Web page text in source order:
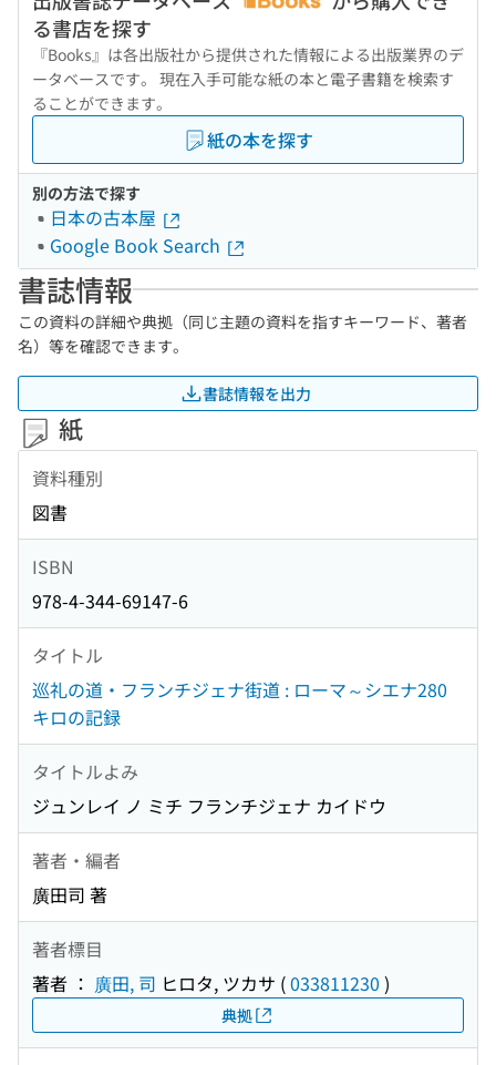
る書店を探す
『Books』は各出版社から提供された情報による出版業界のデ
ータベースです。 現在入手可能な紙の本と電子書籍を検索す
ることができます。
紙の本を探す
別の方法で探す
日本の古本屋
Google Book Search
書誌情報
この資料の詳細や典拠（同じ主題の資料を指すキーワード、著者
名）等を確認できます。
書誌情報を出力
紙
資料種別
図書
ISBN
978-4-344-69147-6
タイトル
巡礼の道・フランチジェナ街道 : ローマ～シエナ280
キロの記録
タイトルよみ
ジュンレイ ノ ミチ フランチジェナ カイドウ
著者・編者
廣田司 著
著者標目
著者 ： 廣田, 司 ヒロタ, ツカサ (033811230 )
典拠